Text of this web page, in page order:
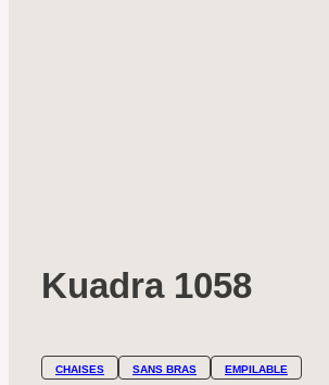
Kuadra 1058
CHAISES SANS BRAS EMPILABLE